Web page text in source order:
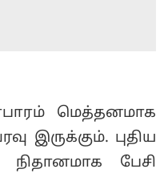
மெத்தனமாக
இருக்கும். புதிய
நிதானமாக பேசி